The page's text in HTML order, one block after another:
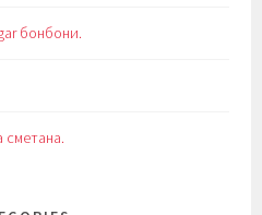
бонбони.
сметана.